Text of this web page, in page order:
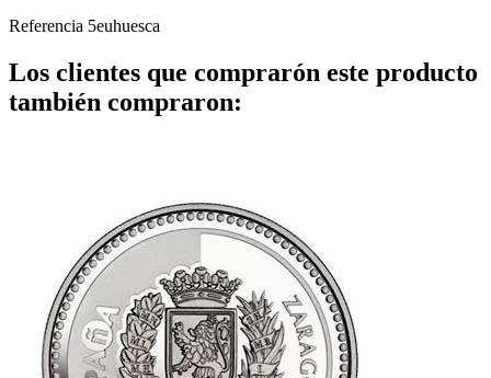
Referencia 5euhuesca
Los clientes que comprarón este producto
también compraron: